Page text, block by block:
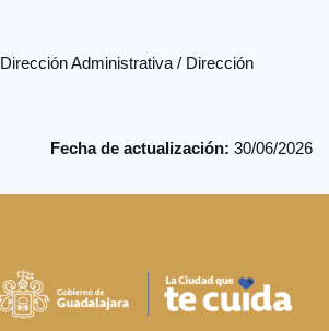
Dirección Administrativa / Dirección
Fecha de actualización: 30/06/2026